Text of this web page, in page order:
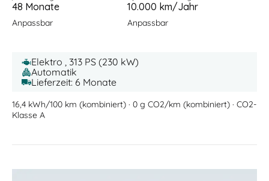
48 Monate
Anpassbar
10.000 km/Jahr
Anpassbar
Elektro , 313 PS (230 kW)
Automatik
Lieferzeit: 6 Monate
16,4 kWh/100 km (kombiniert) · 0 g CO2/km (kombiniert) · CO2-
Klasse A